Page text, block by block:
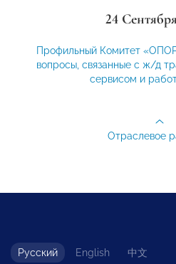
24
Профильный Комитет
вопросы, связанные с ж/д
сервисом и
Отраслевое
Русский English 中文